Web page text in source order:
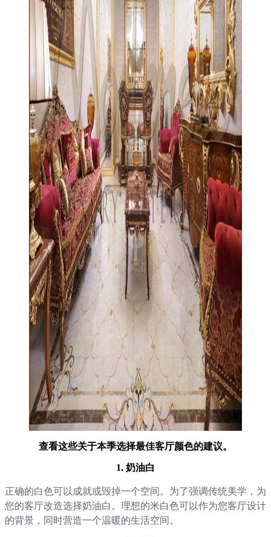
查看这些关于本季选择最佳客厅颜色的建议。
1. 奶油白
正确的白色可以成就或毁掉一个空间。为了强调传统美学，为
您的客厅改造选择奶油白。理想的米白色可以作为您客厅设计
的背景，同时营造一个温暖的生活空间。